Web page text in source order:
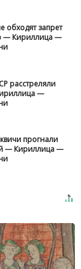
обходят запрет
— Кириллица —
расстреляли
—
прогнали
— Кириллица —